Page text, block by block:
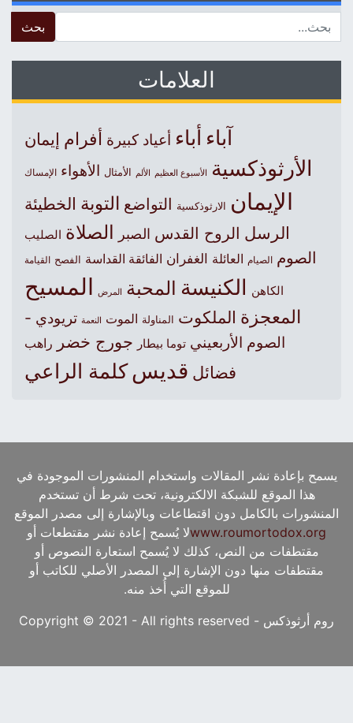
العلامات
آباءأباء أعياد كبيرة أفرام إيمان
الأرثوذكسية الأسبوع العظيم الألم الأمثال الأهواء الإمساك
الإيمان الارثوذكسية التواضع التوبة الخطيئة
الرسل الروح القدس الصبر الصلاة الصليب
الصوم الصيام العائلة الغفران الفائقة القداسة الفصح القيامة
الكاهن الكنيسةالمحبة المرض المسيح
المعجزة الملكوت المناولة الموت النعمة تريودي -
الصوم الأربعيني توما بيطار جورج خضر راهب
فضائل قديس كلمة الراعي
يسمح بإعادة نشر المقالات واستخدام المنشورات الموجودة في
هذا الموقع للشبكة الالكترونية، تحت شرط أن تستخدم
المنشورات بالكامل دون اقتطاعات وبالإشارة إلى مصدر الموقع
www.roumortodox.orgلا يُسمح إعادة نشر مقتطعات أو
مقتطفات من النص، كذلك لا يُسمح استعارة النصوص أو
مقتطفات منها دون الإشارة إلى المصدر الأصلي للكاتب أو
للموقع التي أُخذ منه.
روم أرثوذكس - Copyright © 2021 - All rights reserved